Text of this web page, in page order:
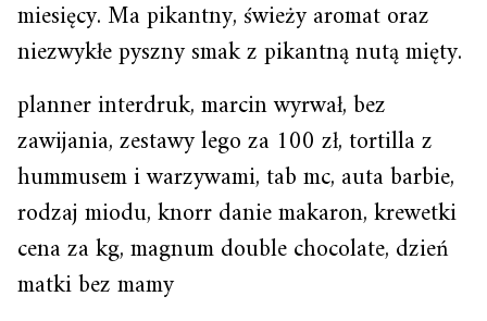
miesięcy. Ma pikantny, świeży aromat oraz
niezwykłe pyszny smak z pikantną nutą mięty.
planner interdruk, marcin wyrwał, bez
zawijania, zestawy lego za 100 zł, tortilla z
hummusem i warzywami, tab mc, auta barbie,
rodzaj miodu, knorr danie makaron, krewetki
cena za kg, magnum double chocolate, dzień
matki bez mamy